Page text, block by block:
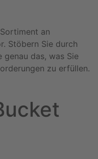
an
Stöbern Sie durch
genau das, was Sie
zu erfüllen.